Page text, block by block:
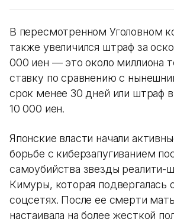
В пересмотренном Уголовном
также увеличился штраф за
000 иен — это около миллиона
ставку по сравнению с
срок менее 30 дней или штраф
10 000 иен.
Японские власти начали
борьбе с киберзапугиванием
самоубийства звезды
Кимуры, которая подвергалась
соцсетях. После ее смерти
настаивала на более жесткой